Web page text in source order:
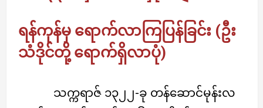
ရန်ကုန်မှ ရောက်လာကြပြန်ခြင်း (ဦး
သံဒိုင်တို့ ရောက်ရှိလာပုံ)
သက္ကရာဇ် ၁၃၂၂-ခု တန်ဆောင်မုန်းလ